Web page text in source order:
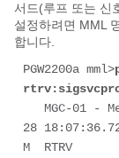
서드(루프 또는 신
설정하려면 MML
합니다.
PGW2200a mml>
28
M  RTRV